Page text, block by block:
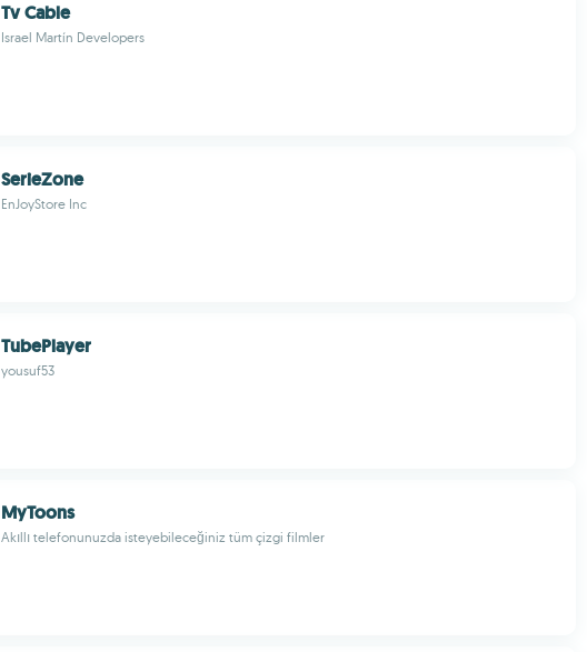
Tv Cable
Israel Martín Developers
SerieZone
EnJoyStore Inc
TubePlayer
yousuf53
MyToons
Akıllı telefonunuzda isteyebileceğiniz tüm çizgi filmler